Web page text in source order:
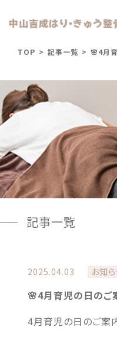
中山吉成はり・きゅう整
TOP > 記事一覧 > 🌸4月
記事一覧
2025.04.03 お知
🌸4月育児の日のご
4月育児の日のご案